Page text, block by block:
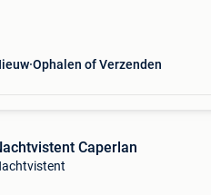
Ophalen of Verzenden
Caperlan